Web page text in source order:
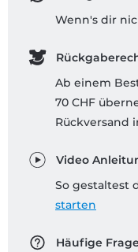
Wenn's dir
Ab einem
70 CHF
Rückversand
Video
So gestaltest
starten
Häufige